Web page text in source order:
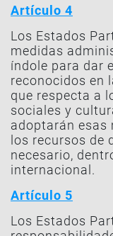
Artículo 4
Los Estados
medidas
índole para dar
reconocidos en
que respecta a
sociales y
adoptarán esas
los recursos de
necesario,
internacional.
Artículo 5
Los Estados